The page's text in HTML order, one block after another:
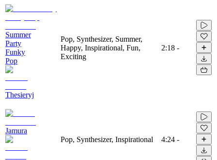
Summer
Party
Funky
Pop
Thesieryj
Pop, Synthesizer, Summer,
Happy, Inspirational, Fun,
Exciting
2:18 -
Jamura
Pop, Synthesizer, Inspirational 4:24 -